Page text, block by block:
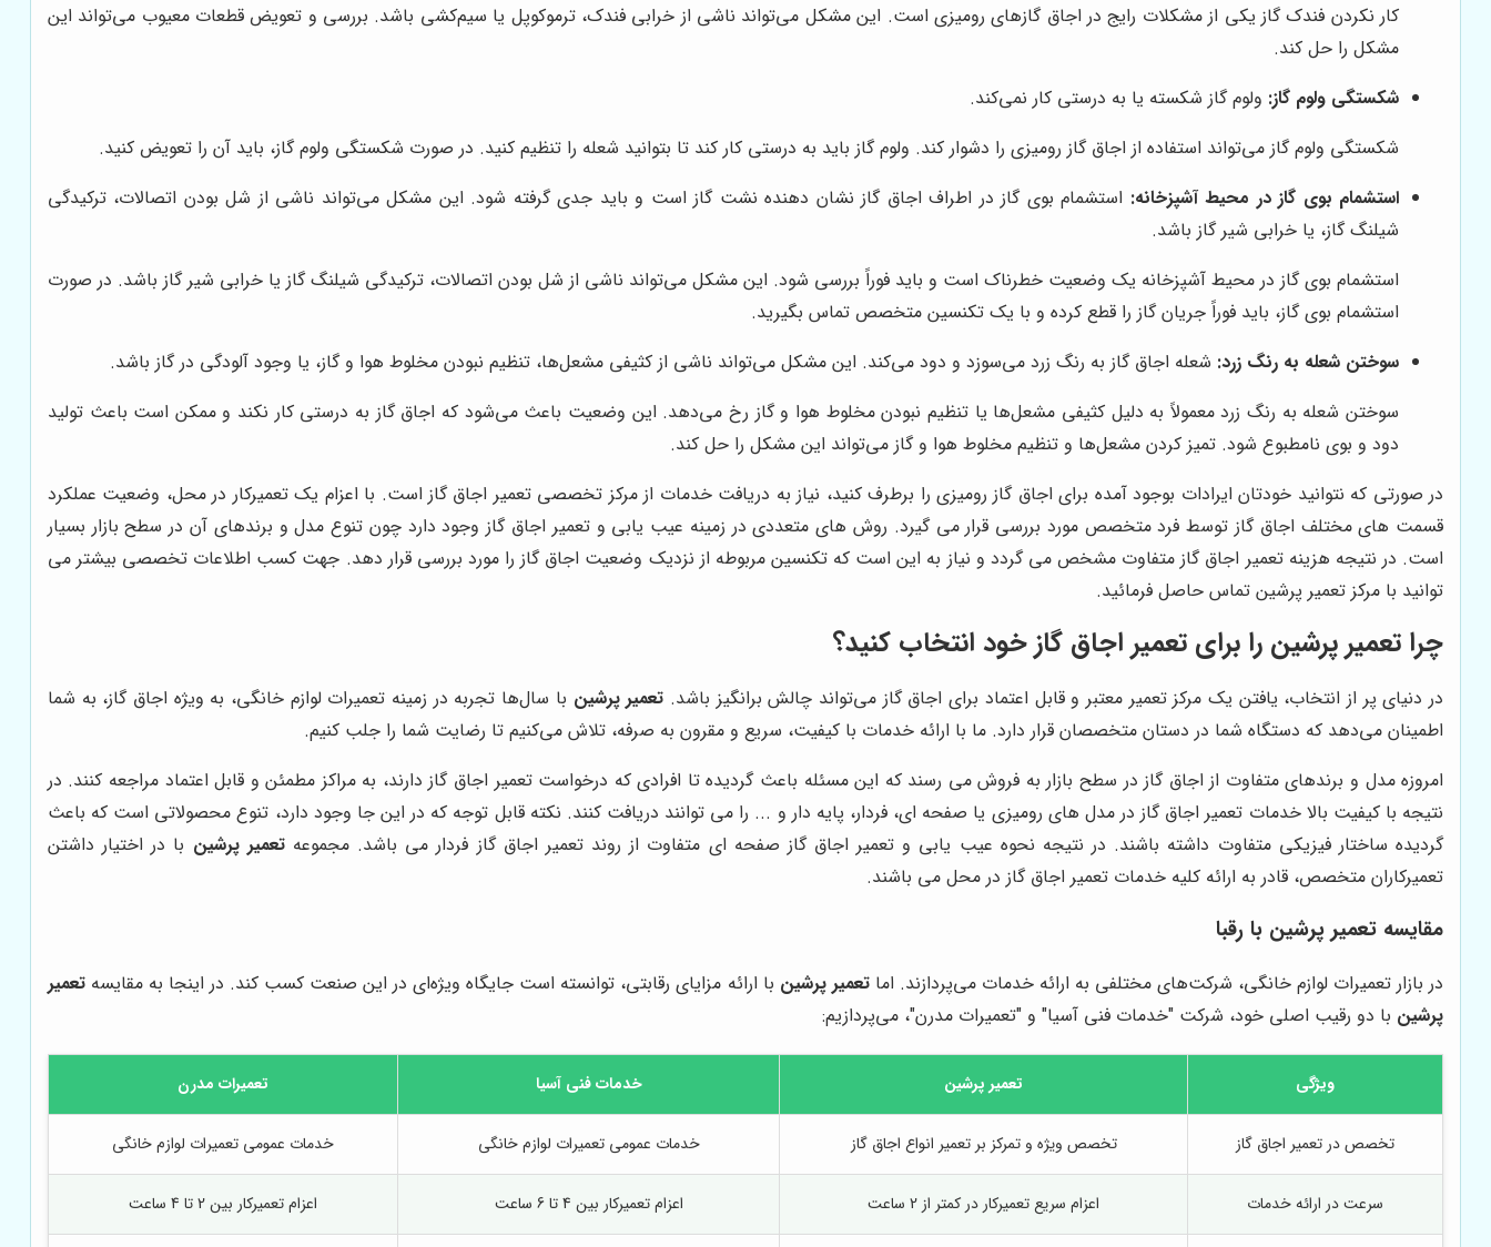
کار نکردن فندک گاز یکی از مشکلات رایج در اجاق گازهای رومیزی است. این مشکل می‌تواند ناشی از خرابی فندک، ترموکوپل یا سیم‌کشی باشد. بررسی و تعویض قطعات معیوب می‌تواند این
مشکل را حل کند.
شکستگی ولوم گاز: ولوم گاز شکسته یا به درستی کار نمی‌کند.
شکستگی ولوم گاز می‌تواند استفاده از اجاق گاز رومیزی را دشوار کند. ولوم گاز باید به درستی کار کند تا بتوانید شعله را تنظیم کنید. در صورت شکستگی ولوم گاز، باید آن را تعویض کنید.
استشمام بوی گاز در محیط آشپزخانه: استشمام بوی گاز در اطراف اجاق گاز نشان دهنده نشت گاز است و باید جدی گرفته شود. این مشکل می‌تواند ناشی از شل بودن اتصالات، ترکیدگی
شیلنگ گاز، یا خرابی شیر گاز باشد.
استشمام بوی گاز در محیط آشپزخانه یک وضعیت خطرناک است و باید فوراً بررسی شود. این مشکل می‌تواند ناشی از شل بودن اتصالات، ترکیدگی شیلنگ گاز یا خرابی شیر گاز باشد. در صورت
استشمام بوی گاز، باید فوراً جریان گاز را قطع کرده و با یک تکنسین متخصص تماس بگیرید.
سوختن شعله به رنگ زرد: شعله اجاق گاز به رنگ زرد می‌سوزد و دود می‌کند. این مشکل می‌تواند ناشی از کثیفی مشعل‌ها، تنظیم نبودن مخلوط هوا و گاز، یا وجود آلودگی در گاز باشد.
سوختن شعله به رنگ زرد معمولاً به دلیل کثیفی مشعل‌ها یا تنظیم نبودن مخلوط هوا و گاز رخ می‌دهد. این وضعیت باعث می‌شود که اجاق گاز به درستی کار نکند و ممکن است باعث تولید
دود و بوی نامطبوع شود. تمیز کردن مشعل‌ها و تنظیم مخلوط هوا و گاز می‌تواند این مشکل را حل کند.
در صورتی که نتوانید خودتان ایرادات بوجود آمده برای اجاق گاز رومیزی را برطرف کنید، نیاز به دریافت خدمات از مرکز تخصصی تعمیر اجاق گاز است. با اعزام یک تعمیرکار در محل، وضعیت عملکرد
قسمت های مختلف اجاق گاز توسط فرد متخصص مورد بررسی قرار می گیرد. روش های متعددی در زمینه عیب یابی و تعمیر اجاق گاز وجود دارد چون تنوع مدل و برندهای آن در سطح بازار بسیار
است. در نتیجه هزینه تعمیر اجاق گاز متفاوت مشخص می گردد و نیاز به این است که تکنسین مربوطه از نزدیک وضعیت اجاق گاز را مورد بررسی قرار دهد. جهت کسب اطلاعات تخصصی بیشتر می
توانید با مرکز تعمیر پرشین تماس حاصل فرمائید.
چرا تعمیر پرشین را برای تعمیر اجاق گاز خود انتخاب کنید؟
در دنیای پر از انتخاب، یافتن یک مرکز تعمیر معتبر و قابل اعتماد برای اجاق گاز می‌تواند چالش برانگیز باشد. تعمیر پرشین با سال‌ها تجربه در زمینه تعمیرات لوازم خانگی، به ویژه اجاق گاز، به شما
اطمینان می‌دهد که دستگاه شما در دستان متخصصان قرار دارد. ما با ارائه خدمات با کیفیت، سریع و مقرون به صرفه، تلاش می‌کنیم تا رضایت شما را جلب کنیم.
امروزه مدل و برندهای متفاوت از اجاق گاز در سطح بازار به فروش می رسند که این مسئله باعث گردیده تا افرادی که درخواست تعمیر اجاق گاز دارند، به مراکز مطمئن و قابل اعتماد مراجعه کنند. در
نتیجه با کیفیت بالا خدمات تعمیر اجاق گاز در مدل های رومیزی یا صفحه ای، فردار، پایه دار و ... را می توانند دریافت کنند. نکته قابل توجه که در این جا وجود دارد، تنوع محصولاتی است که باعث
گردیده ساختار فیزیکی متفاوت داشته باشند. در نتیجه نحوه عیب یابی و تعمیر اجاق گاز صفحه ای متفاوت از روند تعمیر اجاق گاز فردار می باشد. مجموعهتعمیر پرشین با در اختیار داشتن
تعمیرکاران متخصص، قادر به ارائه کلیه خدمات تعمیر اجاق گاز در محل می باشند.
مقایسه تعمیر پرشین با رقبا
در بازار تعمیرات لوازم خانگی، شرکت‌های مختلفی به ارائه خدمات می‌پردازند. اماتعمیر پرشین با ارائه مزایای رقابتی، توانسته است جایگاه ویژه‌ای در این صنعت کسب کند. در اینجا به مقایسهتعمیر
پرشین با دو رقیب اصلی خود، شرکت "خدمات فنی آسیا" و "تعمیرات مدرن"، می‌پردازیم:
ویژگی تعمیر پرشین خدمات فنی آسیا تعمیرات مدرن
تخصص در تعمیر اجاق گاز تخصص ویژه و تمرکز بر تعمیر انواع اجاق گاز خدمات عمومی تعمیرات لوازم خانگی خدمات عمومی تعمیرات لوازم خانگی
سرعت در ارائه خدمات اعزام سریع تعمیرکار در کمتر از 2 ساعت اعزام تعمیرکار بین 4 تا 6 ساعت اعزام تعمیرکار بین 2 تا 4 ساعت